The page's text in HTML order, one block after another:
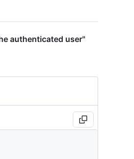
authenticated user"